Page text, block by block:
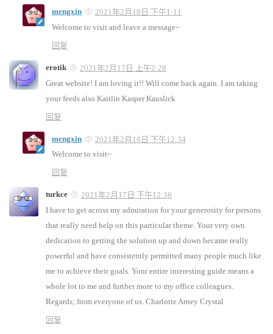
mengxin
2021年2月18日 下午1:11
Welcome to visit and leave a message~
回复
erotik
2021年2月17日 上午2:28
Great website! I am loving it!! Will come back again. I am taking
your feeds also Kaitlin Kasper Kauslick
回复
mengxin
2021年2月18日 下午12:34
Welcome to visit~
回复
turkce
2021年2月17日 下午12:36
I have to get across my admiration for your generosity for persons
that really need help on this particular theme. Your very own
dedication to getting the solution up and down became really
powerful and have consistently permitted many people much like
me to achieve their goals. Your entire interesting guide means a
whole lot to me and further more to my office colleagues.
Regards; from everyone of us. Charlotte Arney Crystal
回复